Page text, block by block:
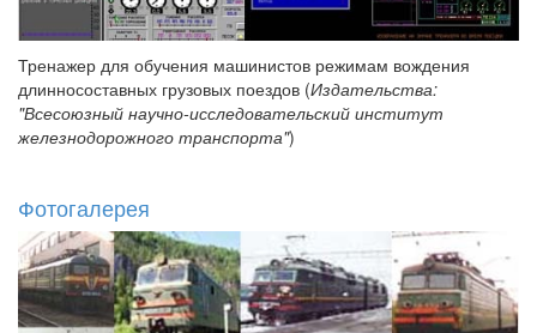
Тренажер для обучения машинистов режимам вождения
длинносоставных грузовых поездов (Издательства:
"Всесоюзный научно-исследовательский институт
железнодорожного транспорта")
Фотогалерея